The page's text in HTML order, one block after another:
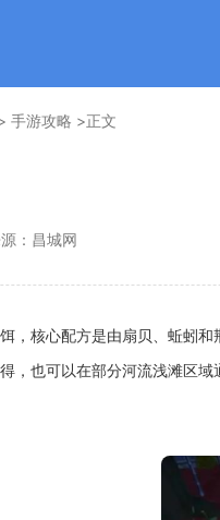
手游攻略 >正文
： 昌城网
，核心配方是由扇贝、蚯蚓
，也可以在部分河流浅滩区